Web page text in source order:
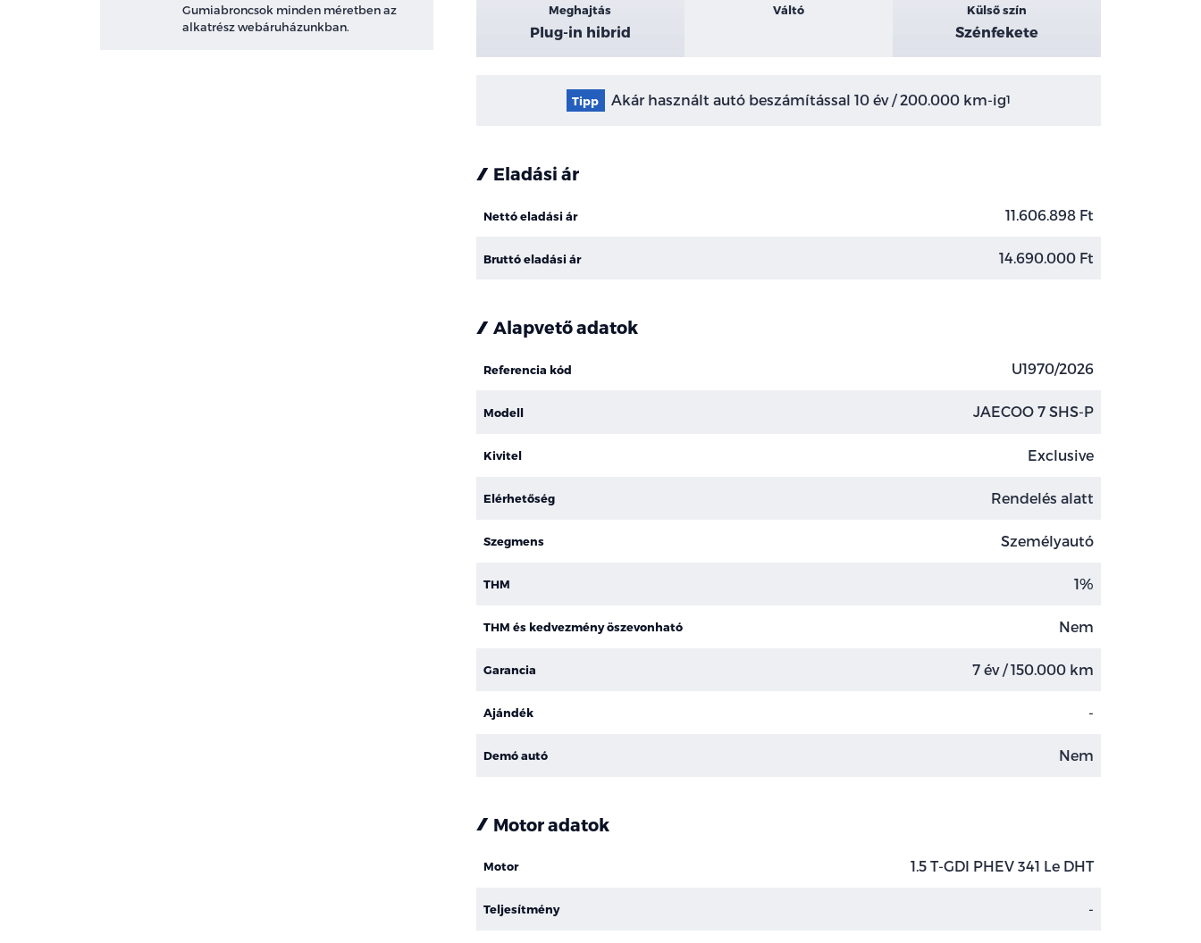
Gumiabroncsok minden méretben az
alkatrész webáruházunkban.
Meghajtás
Plug-in hibrid
Váltó Külső szín
Szénfekete
Tipp Akár használt autó beszámítással 10 év / 200.000 km-ig1
Eladási ár
Nettó eladási ár 11.606.898 Ft
Bruttó eladási ár 14.690.000 Ft
Alapvető adatok
Referencia kód U1970/2026
Modell JAECOO 7 SHS-P
Kivitel Exclusive
Elérhetőség Rendelés alatt
Szegmens Személyautó
THM 1%
THM és kedvezmény öszevonható Nem
Garancia 7 év / 150.000 km
Ajándék -
Demó autó Nem
Motor adatok
Motor 1.5 T-GDI PHEV 341 Le DHT
Teljesítmény -